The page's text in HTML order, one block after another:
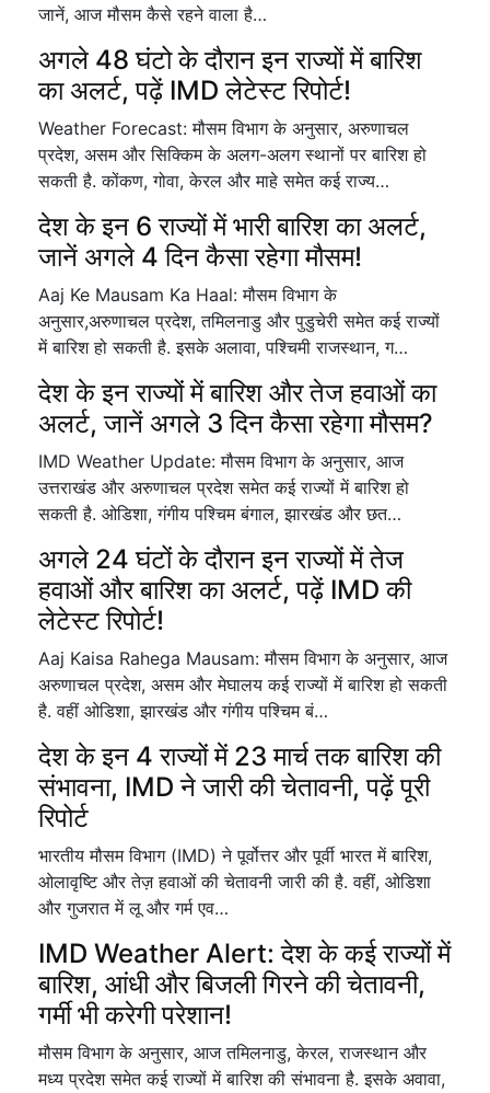
जानें, आज मौसम कैसे रहने वाला है…
अगले 48 घंटो के दौरान इन राज्यों में बारिश
का अलर्ट, पढ़ें IMD लेटेस्ट रिपोर्ट!
Weather Forecast: मौसम विभाग के अनुसार, अरुणाचल
प्रदेश, असम और सिक्किम के अलग-अलग स्थानों पर बारिश हो
सकती है. कोंकण, गोवा, केरल और माहे समेत कई राज्य…
देश के इन 6 राज्यों में भारी बारिश का अलर्ट,
जानें अगले 4 दिन कैसा रहेगा मौसम!
Aaj Ke Mausam Ka Haal: मौसम विभाग के
अनुसार,अरुणाचल प्रदेश, तमिलनाडु और पुडुचेरी समेत कई राज्यों
में बारिश हो सकती है. इसके अलावा, पश्चिमी राजस्थान, ग…
देश के इन राज्यों में बारिश और तेज हवाओं का
अलर्ट, जानें अगले 3 दिन कैसा रहेगा मौसम?
IMD Weather Update: मौसम विभाग के अनुसार, आज
उत्तराखंड और अरुणाचल प्रदेश समेत कई राज्यों में बारिश हो
सकती है. ओडिशा, गंगीय पश्चिम बंगाल, झारखंड और छत…
अगले 24 घंटों के दौरान इन राज्यों में तेज
हवाओं और बारिश का अलर्ट, पढ़ें IMD की
लेटेस्ट रिपोर्ट!
Aaj Kaisa Rahega Mausam: मौसम विभाग के अनुसार, आज
अरुणाचल प्रदेश, असम और मेघालय कई राज्यों में बारिश हो सकती
है. वहीं ओडिशा, झारखंड और गंगीय पश्चिम बं…
देश के इन 4 राज्यों में 23 मार्च तक बारिश की
संभावना, IMD ने जारी की चेतावनी, पढ़ें पूरी
रिपोर्ट
भारतीय मौसम विभाग (IMD) ने पूर्वोत्तर और पूर्वी भारत में बारिश,
ओलावृष्टि और तेज़ हवाओं की चेतावनी जारी की है. वहीं, ओडिशा
और गुजरात में लू और गर्म एव…
IMD Weather Alert: देश के कई राज्यों में
बारिश, आंधी और बिजली गिरने की चेतावनी,
गर्मी भी करेगी परेशान!
मौसम विभाग के अनुसार, आज तमिलनाडु, केरल, राजस्थान और
मध्य प्रदेश समेत कई राज्यों में बारिश की संभावना है. इसके अवावा,